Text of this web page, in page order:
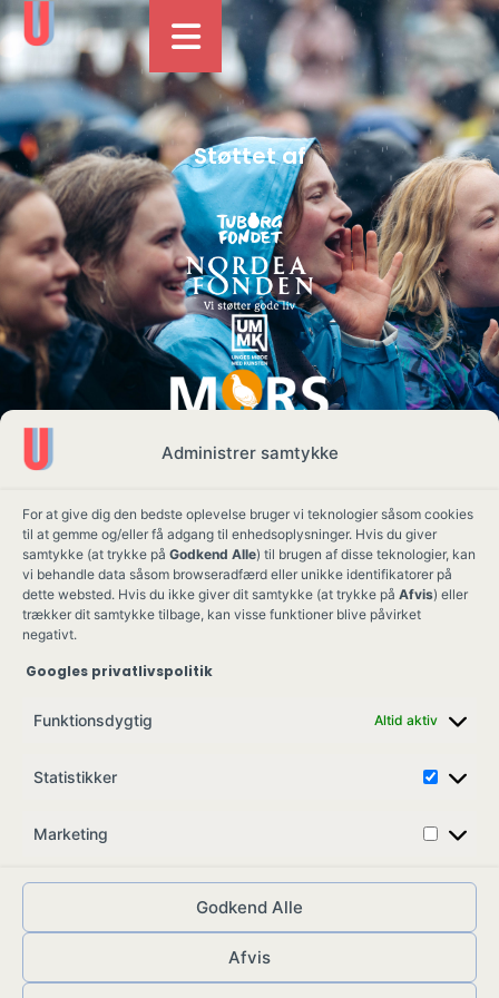
Administrer samtykke
For at give dig den bedste oplevelse bruger vi teknologier såsom cookies
til at gemme og/eller få adgang til enhedsoplysninger. Hvis du giver
samtykke (at trykke på Godkend Alle) til brugen af disse teknologier, kan
vi behandle data såsom browseradfærd eller unikke identifikatorer på
dette websted. Hvis du ikke giver dit samtykke (at trykke på Afvis) eller
trækker dit samtykke tilbage, kan visse funktioner blive påvirket
negativt.
Googles privatlivspolitik
Funktionsdygtig Altid aktiv
Statistikker
Marketing
Godkend Alle
Afvis
Støttet af
Ung Kult
Skovgade 17,
CVR: 41008547
© ungkult.dk - 2026 Allieret– din partner i